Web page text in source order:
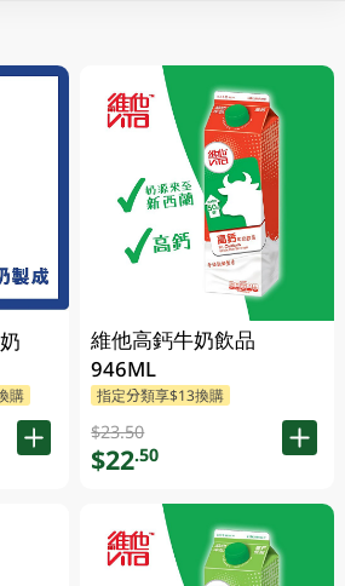
購
維他高鈣牛奶飲品
946ML
指定分類享$13換購
$23.50
$22.50